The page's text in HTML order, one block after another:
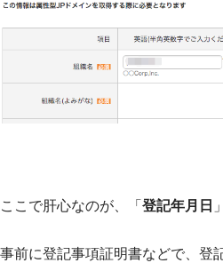
ここで肝心なのが、「 登記年月日
事前に登記事項証明書などで、登